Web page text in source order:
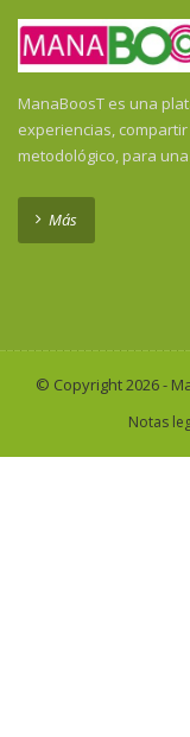
ManaBoosT es una
experiencias,
metodológico, para
Más
© Copyright 2026 -
Notas